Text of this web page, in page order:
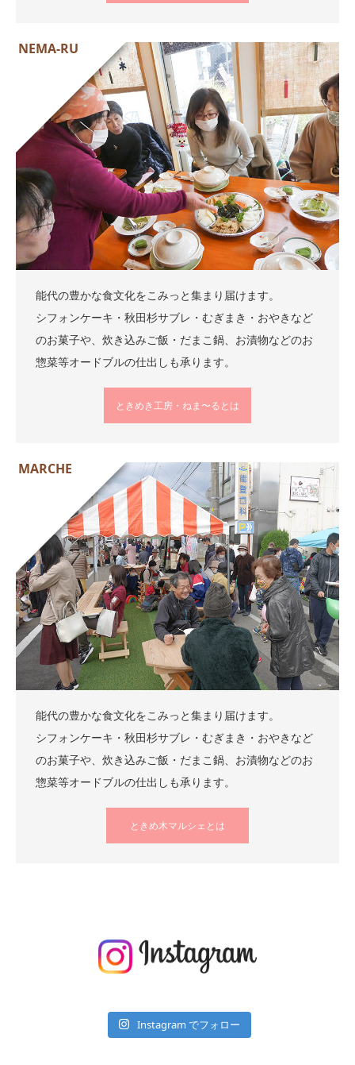
NEMA-RU
能代の豊かな食文化をこみっと集まり届けます。
シフォンケーキ・秋田杉サブレ・むぎまき・おやきなど
のお菓子や、炊き込みご飯・だまこ鍋、お漬物などのお
惣菜等オードブルの仕出しも承ります。
ときめき工房・ねま〜るとは
MARCHE
能代の豊かな食文化をこみっと集まり届けます。
シフォンケーキ・秋田杉サブレ・むぎまき・おやきなど
のお菓子や、炊き込みご飯・だまこ鍋、お漬物などのお
惣菜等オードブルの仕出しも承ります。
ときめ木マルシェとは
Instagram でフォロー